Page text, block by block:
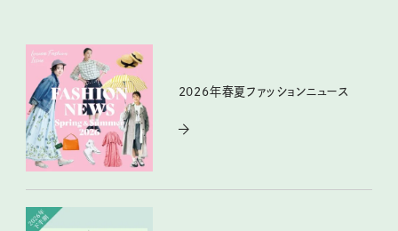
2026年春夏ファッションニュース